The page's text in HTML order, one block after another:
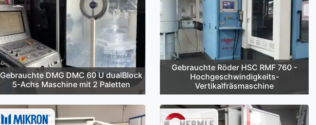
Gebrauchte DMG DMC 60 U dualBlock
5-Achs Maschine mit 2 Paletten
Gebrauchte Röder HSC RMF 760 -
Hochgeschwindigkeits-
Vertikalfräsmaschine